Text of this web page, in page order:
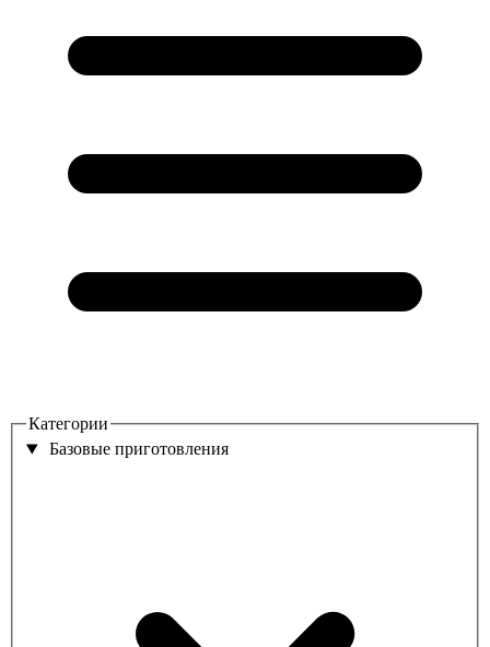
Категории
Базовые приготовления